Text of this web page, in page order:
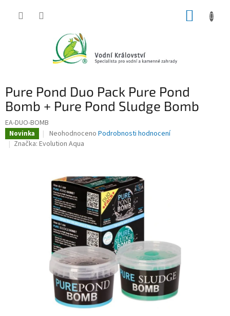
Pure Pond Duo Pack Pure Pond
Bomb + Pure Pond Sludge Bomb
EA-DUO-BOMB
Novinka
Průměrné
hodnocení
z
hvězdiček.
Neohodnoceno Podrobnosti hodnocení
Značka: Evolution Aqua